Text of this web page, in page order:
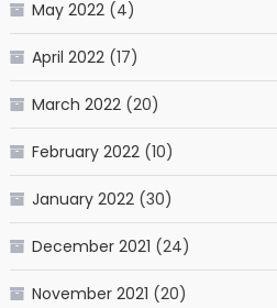
May 2022(4)
April 2022(17)
March 2022(20)
February 2022(10)
January 2022(30)
December 2021 (24)
November 2021 (20)